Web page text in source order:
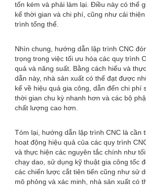
tốn kém và phải làm lại. Điều này có thể
kể thời gian và chi phí, cũng như cải
trình tổng thể.
Nhìn chung, hướng dẫn lập trình CNC
trọng trong việc tối ưu hóa các quy trình
quả và năng suất. Bằng cách hiểu và
dẫn này, nhà sản xuất có thể đạt được
kể về hiệu quả gia công, dẫn đến chi phí
thời gian chu kỳ nhanh hơn và các bộ
chất lượng cao hơn.
Tóm lại, hướng dẫn lập trình CNC là cần
hoạt động hiệu quả của các quy trình
và thực hiện các nguyên tắc chính như
chạy dao, sử dụng kỹ thuật gia công tốc
các chiến lược cắt tiên tiến cũng như sử
mô phỏng và xác minh, nhà sản xuất có